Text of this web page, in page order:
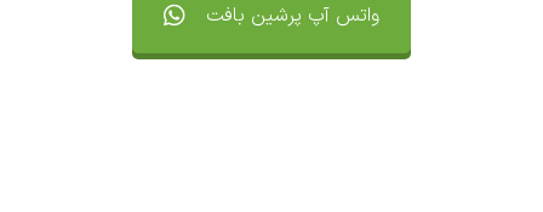
واتس آپ پرشین بافت